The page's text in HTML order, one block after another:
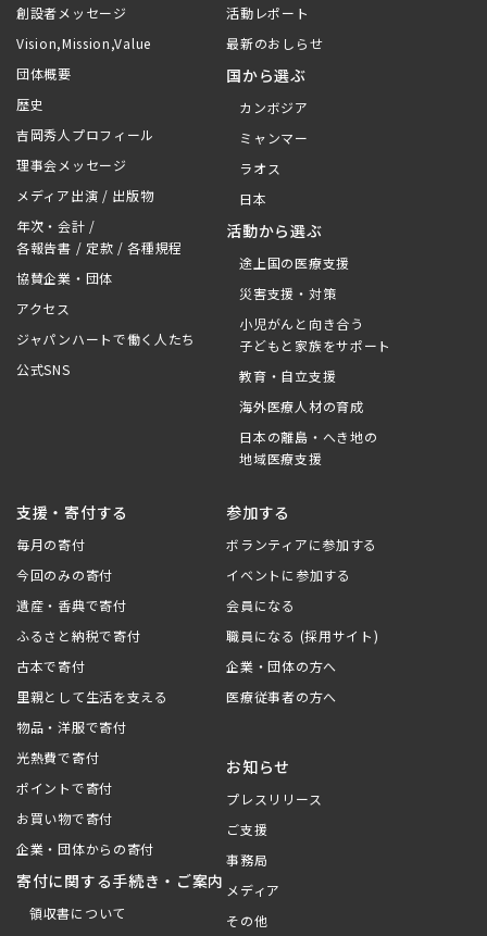
創設者メッセージ
Vision,Mission,Value
団体概要
歴史
吉岡秀人プロフィール
理事会メッセージ
メディア出演 / 出版物
年次・会計 /
各報告書 / 定款 / 各種規程
協賛企業・団体
アクセス
ジャパンハートで働く人たち
公式SNS
活動レポート
最新のおしらせ
国から選ぶ
カンボジア
ミャンマー
ラオス
日本
活動から選ぶ
途上国の医療支援
災害支援・対策
小児がんと向き合う
子どもと家族をサポート
教育・自立支援
海外医療人材の育成
日本の離島・へき地の
地域医療支援
支援・寄付する
毎月の寄付
今回のみの寄付
遺産・香典で寄付
ふるさと納税で寄付
古本で寄付
里親として生活を支える
物品・洋服で寄付
光熱費で寄付
ポイントで寄付
お買い物で寄付
企業・団体からの寄付
寄付に関する手続き・ご案内
領収書について
参加する
ボランティアに参加する
イベントに参加する
会員になる
職員になる (採用サイト)
企業・団体の方へ
医療従事者の方へ
お知らせ
プレスリリース
ご支援
事務局
メディア
その他